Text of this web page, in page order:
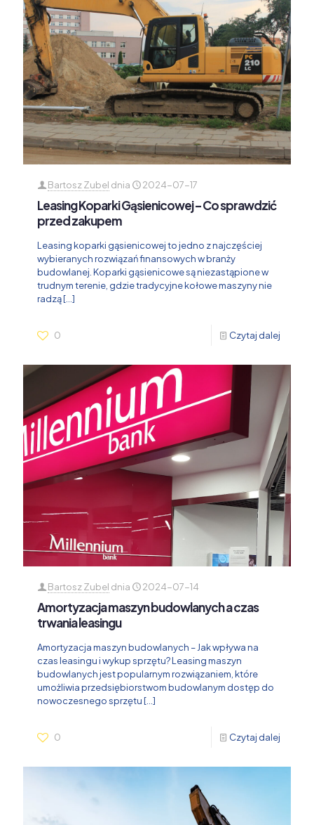
Bartosz Zubel dnia 2024-07-17
Leasing Koparki Gąsienicowej – Co sprawdzić
przed zakupem
Leasing koparki gąsienicowej to jedno z najczęściej
wybieranych rozwiązań finansowych w branży
budowlanej. Koparki gąsienicowe są niezastąpione w
trudnym terenie, gdzie tradycyjne kołowe maszyny nie
radzą[…]
0 Czytaj dalej
Bartosz Zubel dnia 2024-07-14
Amortyzacja maszyn budowlanych a czas
trwania leasingu
Amortyzacja maszyn budowlanych – Jak wpływa na
czas leasingu i wykup sprzętu? Leasing maszyn
budowlanych jest popularnym rozwiązaniem, które
umożliwia przedsiębiorstwom budowlanym dostęp do
nowoczesnego sprzętu[…]
0 Czytaj dalej